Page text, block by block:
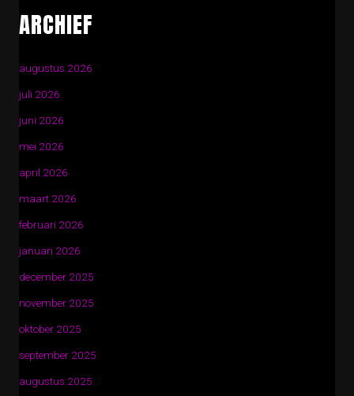
ARCHIEF
augustus 2026
juli 2026
juni 2026
mei 2026
april 2026
maart 2026
februari 2026
januari 2026
december 2025
november 2025
oktober 2025
september 2025
augustus 2025